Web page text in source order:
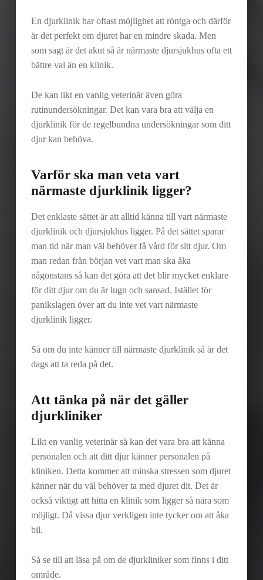
En djurklinik har oftast möjlighet att röntga och därför
är det perfekt om djuret har en mindre skada. Men
som sagt är det akut så är närmaste djursjukhus ofta ett
bättre val än en klinik.
De kan likt en vanlig veterinär även göra
rutinundersökningar. Det kan vara bra att välja en
djurklinik för de regelbundna undersökningar som ditt
djur kan behöva.
Varför ska man veta vart
närmaste djurklinik ligger?
Det enklaste sättet är att alltid känna till vart närmaste
djurklinik och djursjukhus ligger. På det sättet sparar
man tid när man väl behöver få vård för sitt djur. Om
man redan från början vet vart man ska åka
någonstans så kan det göra att det blir mycket enklare
för ditt djur om du är lugn och sansad. Istället för
panikslagen över att du inte vet vart närmaste
djurklinik ligger.
Så om du inte känner till närmaste djurklinik så är det
dags att ta reda på det.
Att tänka på när det gäller
djurkliniker
Likt en vanlig veterinär så kan det vara bra att känna
personalen och att ditt djur känner personalen på
kliniken. Detta kommer att minska stressen som djuret
känner när du väl behöver ta med djuret dit. Det är
också viktigt att hitta en klinik som ligger så nära som
möjligt. Då vissa djur verkligen inte tycker om att åka
bil.
Så se till att läsa på om de djurkliniker som finns i ditt
område.